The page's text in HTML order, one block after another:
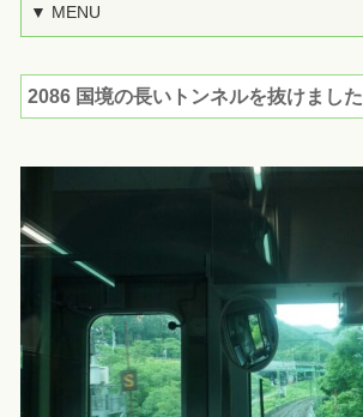
▼ MENU
2086 国境の長いトンネルを抜けました